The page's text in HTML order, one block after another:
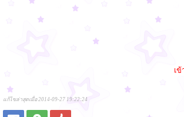
เ
แก้ไขล่าสุดเมื่อ 2014-09-27 19:22:24